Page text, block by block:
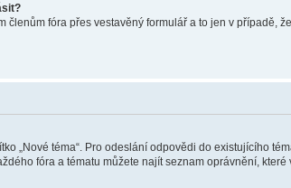
fóra přes vestavěný formulář a to jen v případě,
„Nové téma“. Pro odeslání odpovědi do existujícího
fóra a tématu můžete najít seznam oprávnění,